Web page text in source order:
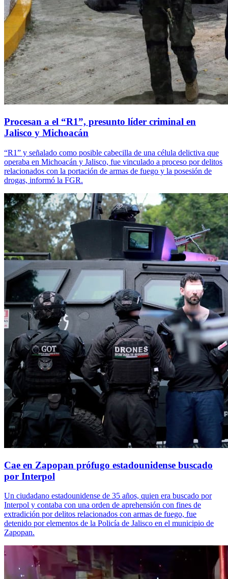
Procesan a el “R1”, presunto líder criminal en
Jalisco y Michoacán
“R1” y señalado como posible cabecilla de una célula delictiva que
operaba en Michoacán y Jalisco, fue vinculado a proceso por delitos
relacionados con la portación de armas de fuego y la posesión de
drogas, informó la FGR.
Cae en Zapopan prófugo estadounidense buscado
por Interpol
Un ciudadano estadounidense de 35 años, quien era buscado por
Interpol y contaba con una orden de aprehensión con fines de
extradición por delitos relacionados con armas de fuego, fue
detenido por elementos de la Policía de Jalisco en el municipio de
Zapopan.